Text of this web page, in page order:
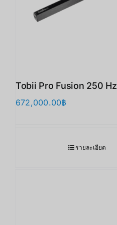
Tobii Pro Fusion 250 Hz
672,000.00฿
รายละเอียด